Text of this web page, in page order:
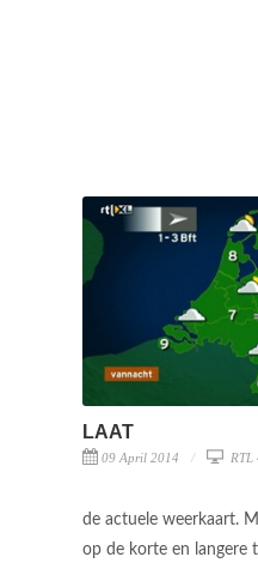
LAAT
09 April 2014 RTL
de actuele weerkaart.
op de korte en langere